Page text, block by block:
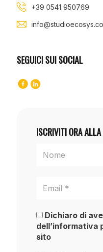
+39 0541 950769
SEGUICI SUI SOCIAL
ISCRIVITI ORA ALLA
Dichiaro di
dell’informativa
sito